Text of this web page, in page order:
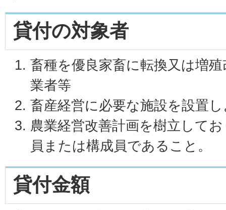
貸付の対象者
畜種を優良家畜に転換又は増
業者等
畜産経営に必要な施設を設置
農業経営改善計画を樹立して
員または構成員であること。
貸付金額